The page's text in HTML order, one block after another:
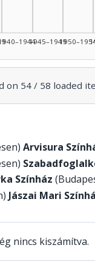
1945–1949
on 54 / 58 loaded
Arvisura
Színház
Jászai Mari
nincs kiszámítva.